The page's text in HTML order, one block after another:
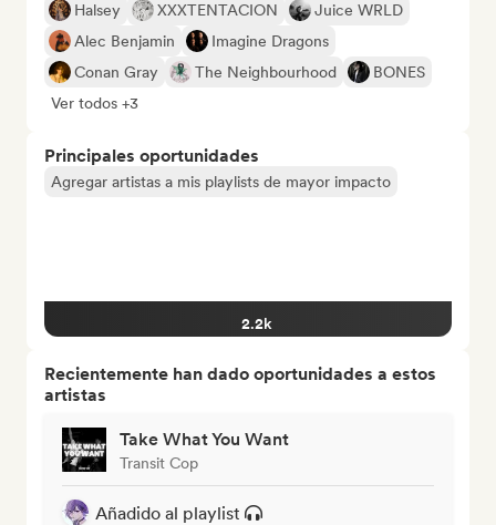
Halsey XXXTENTACION
Juice WRLD
Alec Benjamin
Imagine Dragons
Conan Gray
The Neighbourhood
BONES
Ver todos +3
Principales oportunidades
Agregar artistas a mis playlists de mayor impacto
2.2k
Recientemente han dado oportunidades a estos
artistas
Take What You Want
Transit Cop
Añadido al playlist